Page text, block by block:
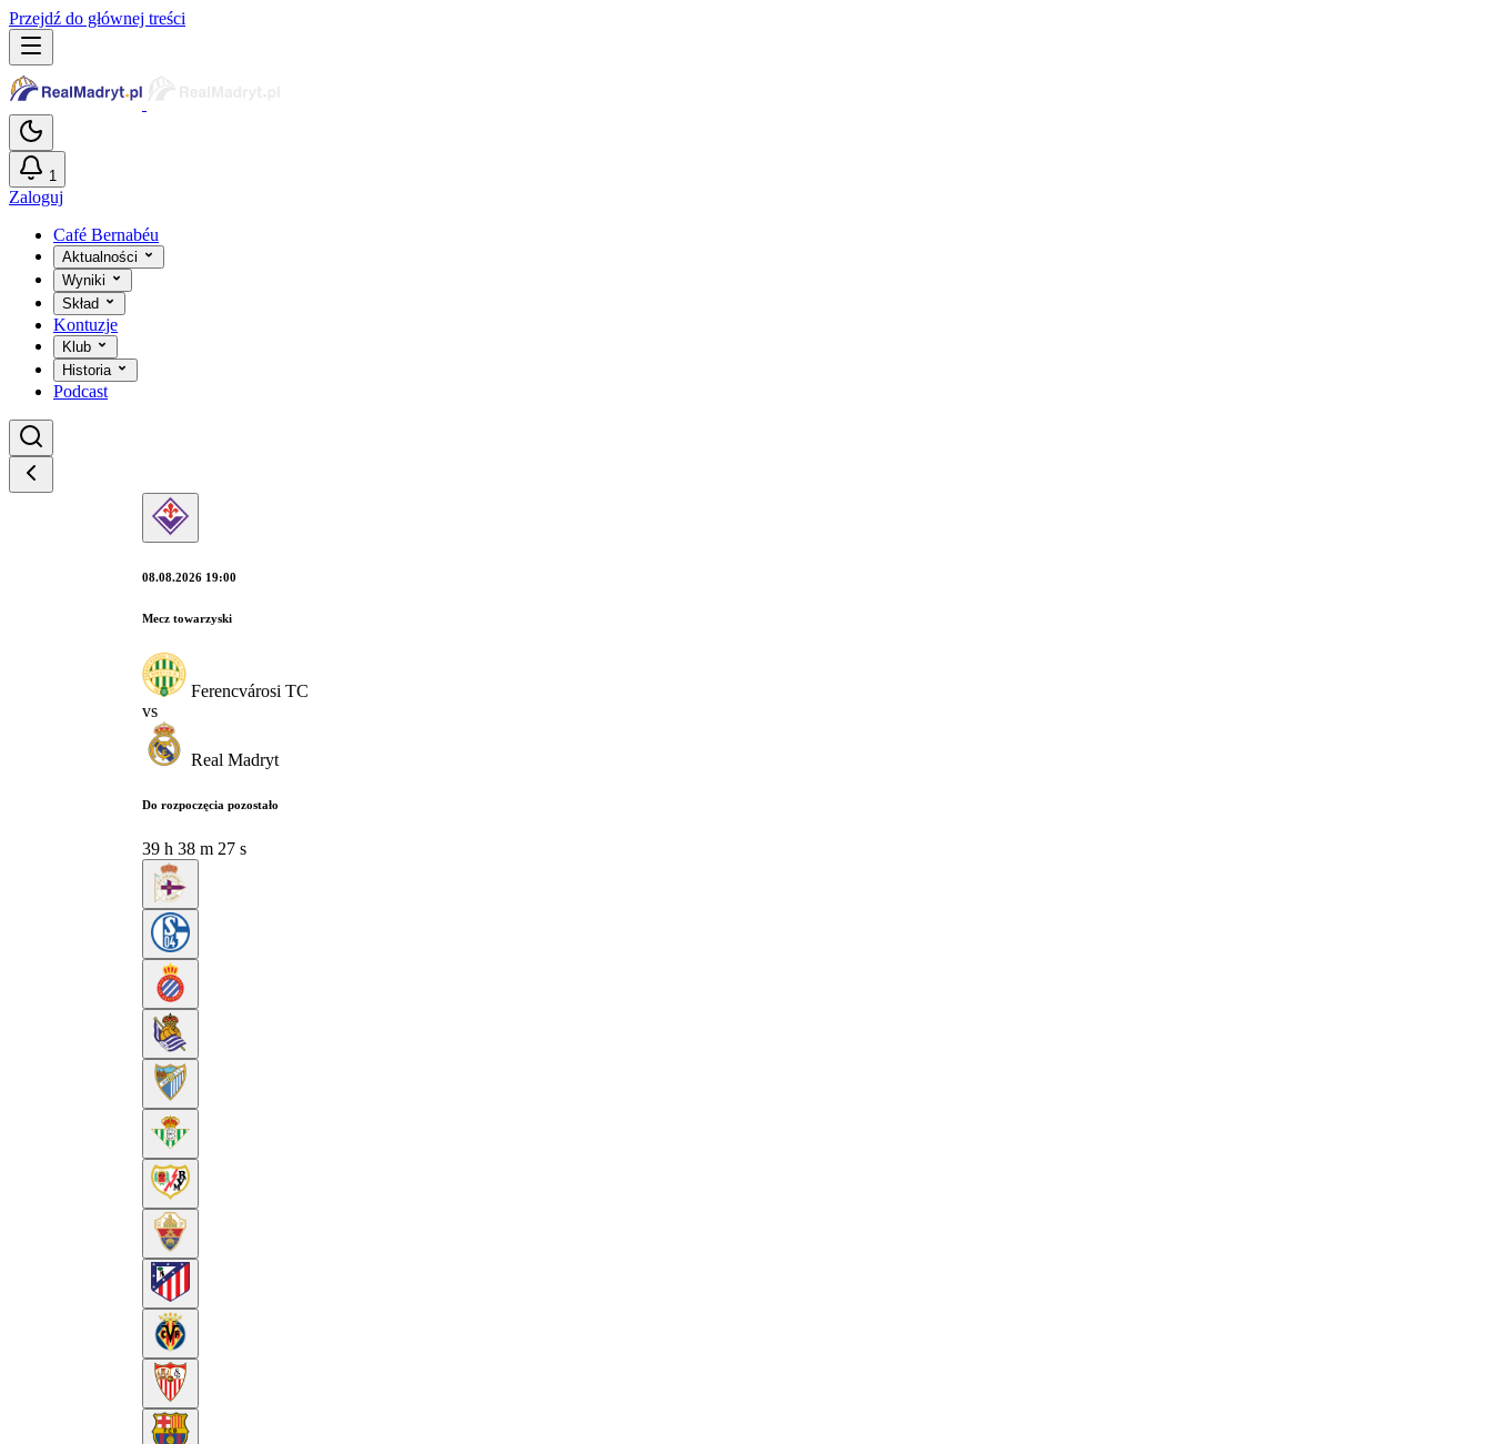
Przejdź do głównej treści
1
Zaloguj
Café Bernabéu
Aktualności
Wyniki
Skład
Kontuzje
Klub
Historia
Podcast
08.08.2026 19:00
Mecz towarzyski
Ferencvárosi TC
vs
Real Madryt
Do rozpoczęcia pozostało
39 h 38 m 26 s